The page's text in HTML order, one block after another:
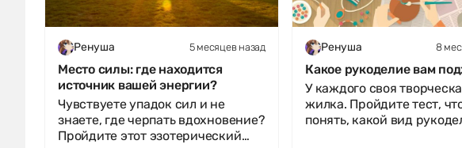
Ренуша 5 месяцев назад
Место силы: где находится
источник вашей энергии?
Чувствуете упадок сил и не
знаете, где черпать вдохновение?
Пройдите этот эзотерический
Ренуша 8
Какое рукоделие вам
У каждого своя
жилка. Пройдите тест,
понять, какой вид